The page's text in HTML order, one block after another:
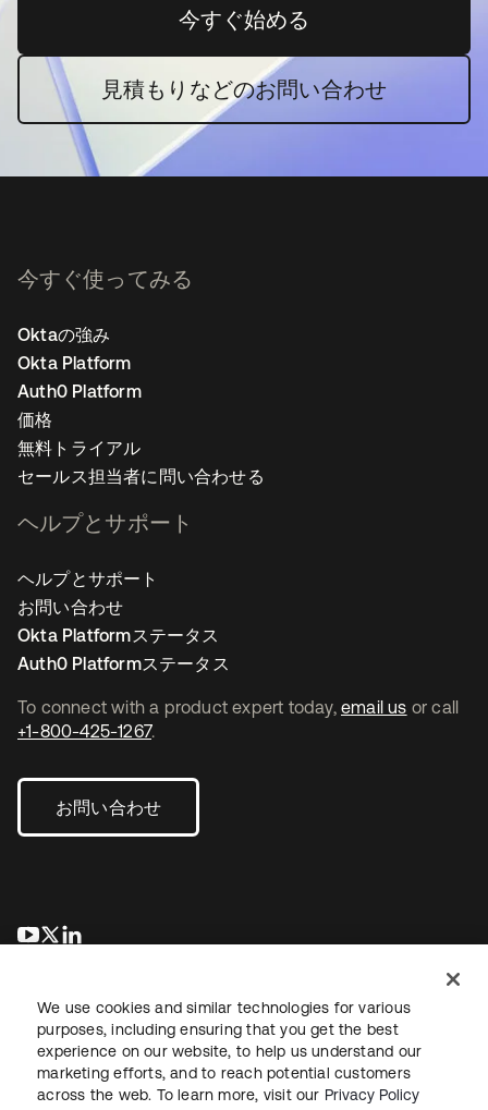
今すぐ始める新しいタブで開く
見積もりなどのお問い合わせ
To connect with a product expert today, email us or call
+1-800-425-1267.
お問い合わせ
新しいタブで開く
新しいタブで開く
今すぐ使ってみる
Oktaの強み
Okta Platform
Auth0 Platform
価格
無料トライアル
セールス担当者に問い合わせる
ヘルプとサポート
ヘルプとサポート
お問い合わせ
Okta Platformステータス
Auth0 Platformステータス
法務プライバシーポリシーサイト利用規約セキュリティ
We use cookies and similar technologies for various
purposes, including ensuring that you get the best
experience on our website, to help us understand our
marketing efforts, and to reach potential customers
across the web. To learn more, visit our Privacy Policy